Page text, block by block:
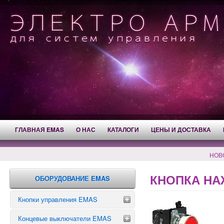
ГЛАВНАЯ EMAS О НАС КАТАЛОГИ ЦЕНЫ И ДОСТАВКА
ОБОРУДОВАНИЕ EMAS
Кнопки управления EMAS
Аварийные кнопки
Концевые выключатели EMAS
КНОПКА